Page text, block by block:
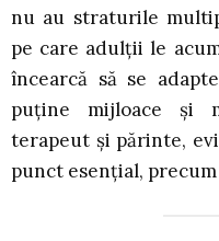
nu au straturile
pe care adulții le
încearcă să se
puține mijloace și
terapeut și părinte,
punct esențial,